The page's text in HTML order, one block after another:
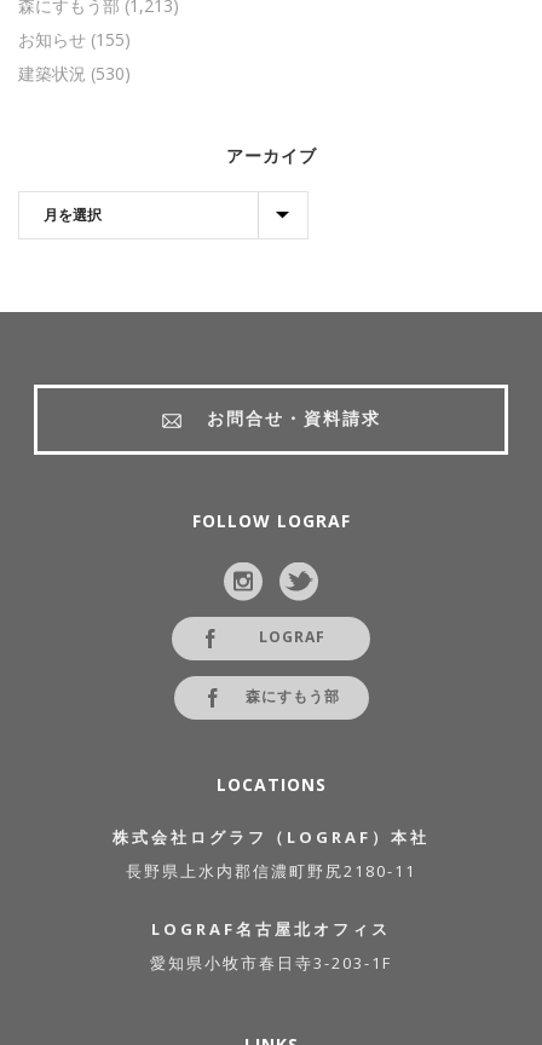
森にすもう部 (1,213)
お知らせ (155)
建築状況 (530)
アーカイブ
お問合せ・資料請求
FOLLOW LOGRAF
LOGRAF
森にすもう部
LOCATIONS
株式会社ログラフ（LOGRAF）本社
長野県上水内郡信濃町野尻2180-11
LOGRAF名古屋北オフィス
愛知県小牧市春日寺3-203-1F